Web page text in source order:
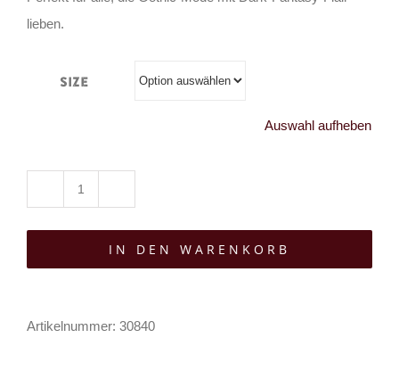
lieben.
Size
Auswahl aufheben
Body
CastleIN DEN WARENKORB
Artikelnummer: 30840